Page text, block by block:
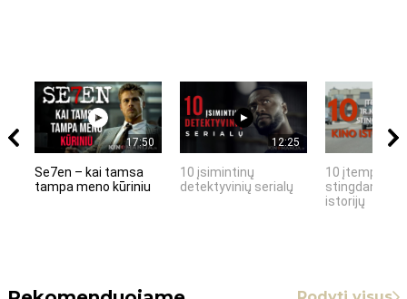
17:50
Se7en – kai tamsa
tampa meno kūriniu
12:25
10 įsimintinų
detektyvinių serialų
10 įtemptų,
stingdančių
istorijų